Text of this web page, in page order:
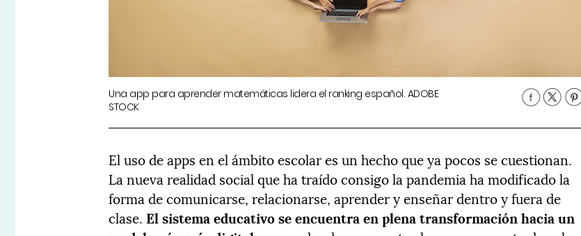
Una app para aprender matemáticas lidera el ranking español. ADOBE
STOCK
El uso de apps en el ámbito escolar es un hecho que ya pocos se cuestionan.
La nueva realidad social que ha traído consigo la pandemia ha modificado la
forma de comunicarse, relacionarse, aprender y enseñar dentro y fuera de
clase. El sistema educativo se encuentra en plena transformación hacia un